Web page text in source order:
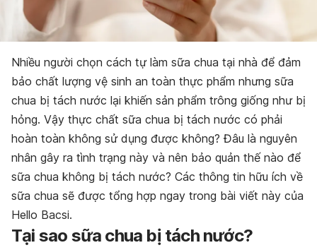
Nhiều người chọn cách tự làm sữa chua tại nhà để đảm
bảo chất lượng vệ sinh an toàn thực phẩm nhưng sữa
chua bị tách nước lại khiến sản phẩm trông giống như bị
hỏng. Vậy thực chất sữa chua bị tách nước có phải
hoàn toàn không sử dụng được không? Đâu là nguyên
nhân gây ra tình trạng này và nên bảo quản thế nào để
sữa chua không bị tách nước? Các thông tin hữu ích về
sữa chua sẽ được tổng hợp ngay trong bài viết này của
Hello Bacsi.
Tại sao sữa chua bị tách nước?